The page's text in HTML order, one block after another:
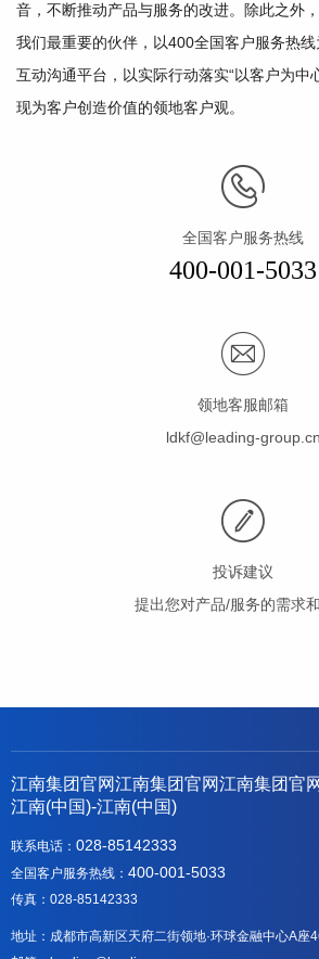
音，不断推动产品与服务的改进。除此之外
我们最重要的伙伴，以400全国客户服务热
互动沟通平台，以实际行动落实“以客户为中
现为客户创造价值的领地客户观。
全国客户服务热线
400-001-5033
领地客服邮箱
ldkf@leading-group.cn
投诉建议
提出您对产品/服务的需求
江南集团官网江南集团官网江南集团官
江南(中国)-江南(中国)
联系电话： 028-85142333
全国客户服务热线： 400-001-5033
传真：028-85142333
地址：成都市高新区天府二街领地·环球金融中心A座